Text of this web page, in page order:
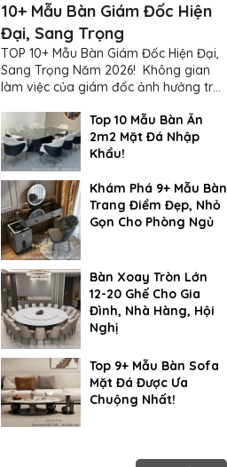
10+ Mẫu Bàn Giám Đốc Hiện
Đại, Sang Trọng
TOP 10+ Mẫu Bàn Giám Đốc Hiện Đại,
Sang Trọng Năm 2026! Không gian
làm việc của giám đốc ảnh hưởng trực
định...
Top 10 Mẫu Bàn Ăn
2m2 Mặt Đá Nhập
Khẩu!
Khám Phá 9+ Mẫu Bàn
Trang Điểm Đẹp, Nhỏ
Gọn Cho Phòng Ngủ
Bàn Xoay Tròn Lớn
12-20 Ghế Cho Gia
Đình, Nhà Hàng, Hội
Nghị
Top 9+ Mẫu Bàn Sofa
Mặt Đá Được Ưa
Chuộng Nhất!